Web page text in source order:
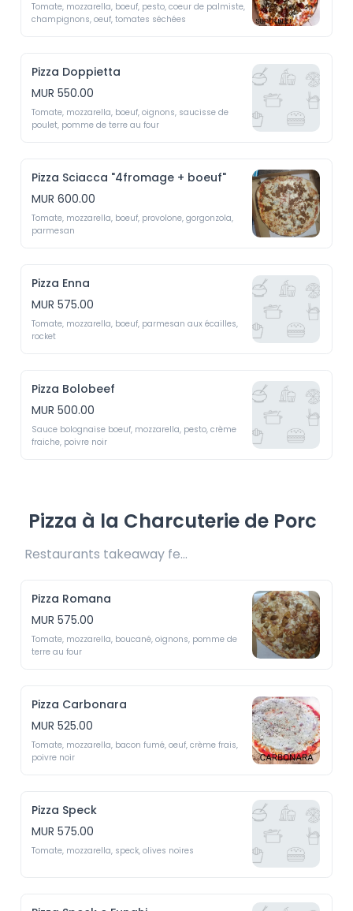
Tomate, mozzarella, boeuf, pesto, coeur de palmiste,
champignons, oeuf, tomates séchées
Pizza Doppietta
MUR 550.00
Tomate, mozzarella, boeuf, oignons, saucisse de
Pizza Sciacca "4fromage + boeuf"
MUR 600.00
Tomate, mozzarella, boeuf, provolone, gorgonzola,
parmesan
Pizza Enna
MUR 575.00
Tomate, mozzarella, boeuf, parmesan aux écailles,
Pizza Bolobeef
MUR 500.00
Sauce bolognaise boeuf, mozzarella, pesto, crème
Pizza à la Charcuterie de Porc
Restaurants takeaway fee Rs25/Rs35 included
Pizza Romana
MUR 575.00
Tomate, mozzarella, boucané, oignons, pomme de
terre au four
Pizza Carbonara
MUR 525.00
Tomate, mozzarella, bacon fumé, oeuf, crème frais,
poivre noir
Pizza Speck
MUR 575.00
Tomate, mozzarella, speck, olives noires